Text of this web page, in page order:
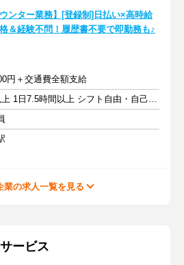
ウンター業務】[登録制]日払い×高時給
＆経験不問！履歴書不要で即勤務も♪
円＋交通費全額支給
週3日以上 1日7.5時間以上 シフト自由・自己申告
業の求人一覧を見る
ービス